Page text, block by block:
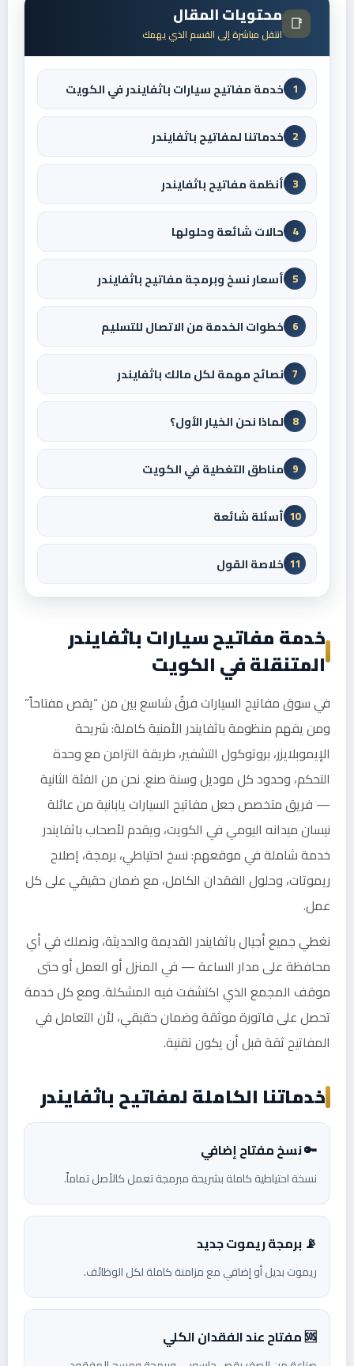
📑 محتويات المقال
انتقل مباشرة إلى القسم الذي يهمك
1 خدمة مفاتيح سيارات باثفايندر في الكويت
2 خدماتنا لمفاتيح باثفايندر
3 أنظمة مفاتيح باثفايندر
4 حالات شائعة وحلولها
5 أسعار نسخ وبرمجة مفاتيح باثفايندر
6 خطوات الخدمة من الاتصال للتسليم
7 نصائح مهمة لكل مالك باثفايندر
8 لماذا نحن الخيار الأول؟
9 مناطق التغطية في الكويت
10 أسئلة شائعة
11 خلاصة القول
خدمة مفاتيح سيارات باثفايندر
المتنقلة في الكويت
في سوق مفاتيح السيارات فرقٌ شاسع بين من “يقص مفتاحاً”
ومن يفهم منظومة باثفايندر الأمنية كاملة: شريحة
الإيموبلايزر، بروتوكول التشفير، طريقة التزامن مع وحدة
التحكم، وحدود كل موديل وسنة صنع. نحن من الفئة الثانية
— فريق متخصص جعل مفاتيح السيارات يابانية من عائلة
نيسان ميدانه اليومي في الكويت، ويقدم لأصحاب باثفايندر
خدمة شاملة في موقعهم: نسخ احتياطي، برمجة، إصلاح
ريموتات، وحلول الفقدان الكامل، مع ضمان حقيقي على كل
عمل.
نغطي جميع أجيال باثفايندر القديمة والحديثة، ونصلك في أي
محافظة على مدار الساعة — في المنزل أو العمل أو حتى
موقف المجمع الذي اكتشفت فيه المشكلة. ومع كل خدمة
تحصل على فاتورة موثقة وضمان حقيقي، لأن التعامل في
المفاتيح ثقة قبل أن يكون تقنية.
خدماتنا الكاملة لمفاتيح باثفايندر
🔑 نسخ مفتاح إضافي
نسخة احتياطية كاملة بشريحة مبرمجة تعمل كالأصل تماماً.
📡 برمجة ريموت جديد
ريموت بديل أو إضافي مع مزامنة كاملة لكل الوظائف.
🆘 مفتاح عند الفقدان الكلي